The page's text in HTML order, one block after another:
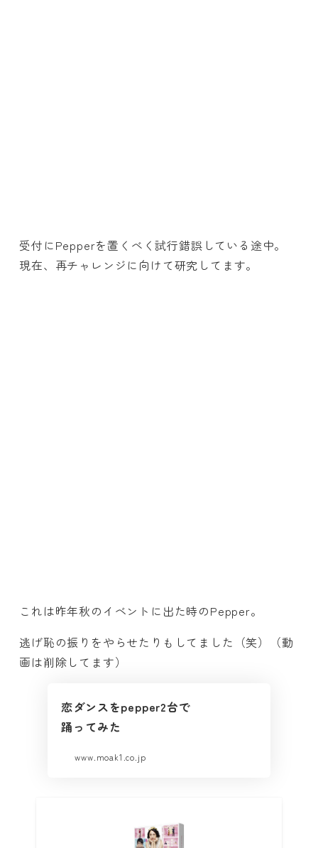
受付にPepperを置くべく試行錯誤している途中。
現在、再チャレンジに向けて研究してます。
これは昨年秋のイベントに出た時のPepper。
逃げ恥の振りをやらせたりもしてました（笑）（動
画は削除してます）
恋ダンスをpepper2台で
踊ってみた
www.moak1.co.jp